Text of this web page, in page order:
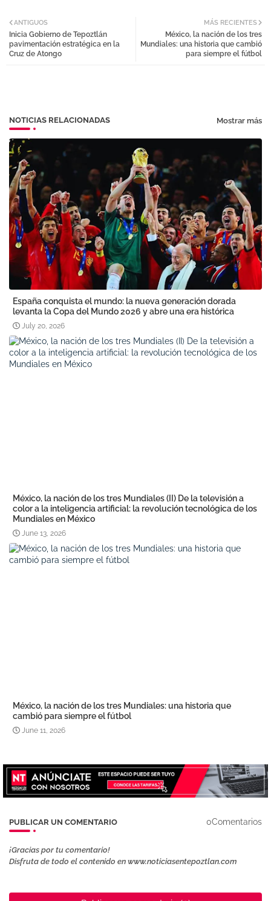
MÁS RECIENTES
México, la nación de los tres
Mundiales: una historia que cambió
para siempre el fútbol
ANTIGUOS
Inicia Gobierno de Tepoztlán
pavimentación estratégica en la
Cruz de Atongo
NOTICIAS RELACIONADAS Mostrar más
España conquista el mundo: la nueva generación dorada
levanta la Copa del Mundo 2026 y abre una era histórica
July 20, 2026
México, la nación de los tres Mundiales (II) De la televisión a
color a la inteligencia artificial: la revolución tecnológica de los
Mundiales en México
June 13, 2026
México, la nación de los tres Mundiales: una historia que
cambió para siempre el fútbol
June 11, 2026
PUBLICAR UN COMENTARIO 0Comentarios
¡Gracias por tu comentario!
Disfruta de todo el contenido en www.noticiasentepoztlan.com